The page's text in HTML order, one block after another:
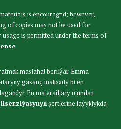
is encouraged; however,
of copies may not be used for
is permitted under the terms of
.
maslahat berilýär. Emma
gazanç maksady bilen
Bu materaillary mundan
şertlerine laýyklykda